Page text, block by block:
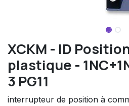
XCKM - ID
plastique -
3 PG11
interrupteur de position à